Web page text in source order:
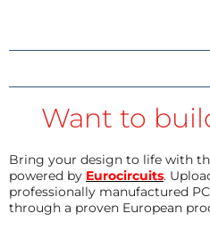
Want to
Bring your design to life with
powered by Eurocircuits.
professionally manufactured
through a proven European